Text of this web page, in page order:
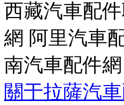
西藏汽車配
網 阿里汽車
南汽車配件網
關于拉薩汽